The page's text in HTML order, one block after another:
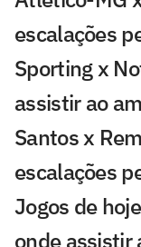
escalações
Sporting x
assistir ao
Santos x
escalações
Jogos de
onde assistir